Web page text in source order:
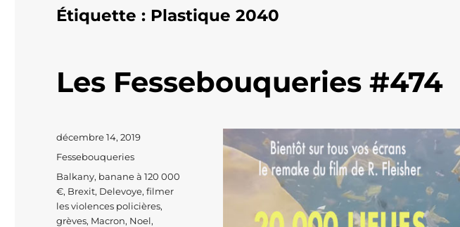
Étiquette : Plastique 2040
Les Fessebouqueries #474
Publié
décembre 14, 2019
Catégories
Fessebouqueries
Étiquettes
Balkany, banane à 120 000
€, Brexit, Delevoye,filmer
les violences policières,
grèves, Macron, Noel,